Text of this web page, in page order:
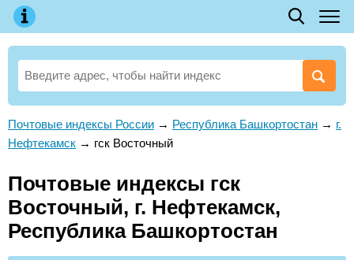
Почтовые индексы России → Республика Башкортостан → г.
Нефтекамск → гск Восточный
Почтовые индексы гск
Восточный, г. Нефтекамск,
Республика Башкортостан